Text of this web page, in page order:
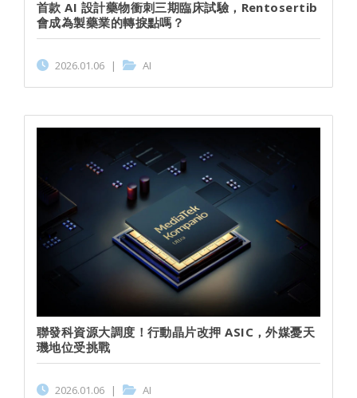
首款 AI 設計藥物衝刺三期臨床試驗，Rentosertib
會成為製藥業的轉捩點嗎？
2026.01.06 | AI
聯發科資源大調度！行動晶片改押 ASIC，外媒憂天
璣地位受挑戰
2026.01.06 | AI